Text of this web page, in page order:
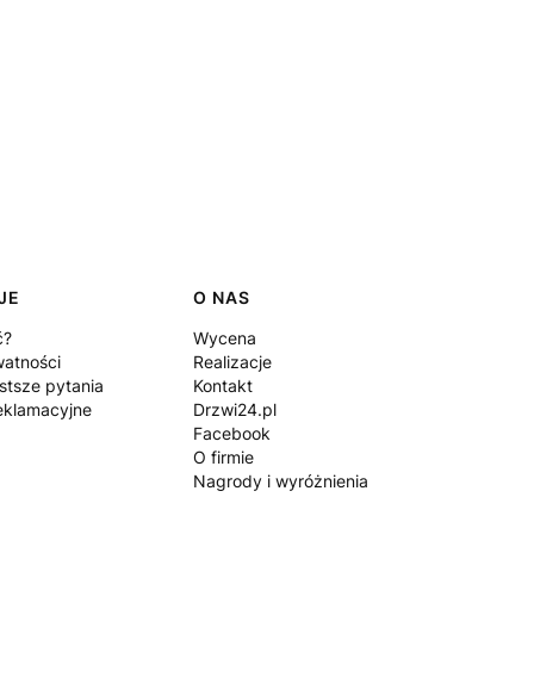
pytania
O NAS
Wycena
Realizacje
Kontakt
Drzwi24.pl
Facebook
O firmie
Nagrody i wyróżnienia